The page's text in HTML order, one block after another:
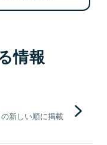
情報
新しい順に掲載